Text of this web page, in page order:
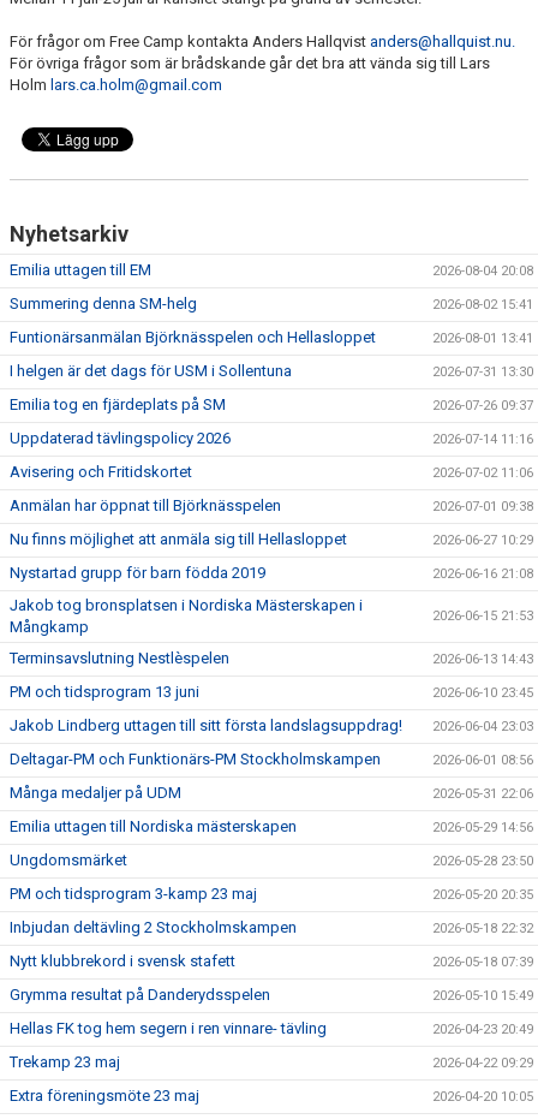
FÖR TRÄNARE
FÖR MEDLEMMAR
RESULTAT - STATISTIK
BOKNING
För frågor om Free Camp kontakta Anders Hallqvist anders@hallquist.nu.
För övriga frågor som är brådskande går det bra att vända sig till Lars
Holm lars.ca.holm@gmail.com
Nyhetsarkiv
Emilia uttagen till EM 2026-08-04 20:08
Summering denna SM-helg 2026-08-02 15:41
Funtionärsanmälan Björknässpelen och Hellasloppet 2026-08-01 13:41
I helgen är det dags för USM i Sollentuna 2026-07-31 13:30
Emilia tog en fjärdeplats på SM 2026-07-26 09:37
Uppdaterad tävlingspolicy 2026 2026-07-14 11:16
Avisering och Fritidskortet 2026-07-02 11:06
Anmälan har öppnat till Björknässpelen 2026-07-01 09:38
Nu finns möjlighet att anmäla sig till Hellasloppet 2026-06-27 10:29
Nystartad grupp för barn födda 2019 2026-06-16 21:08
Jakob tog bronsplatsen i Nordiska Mästerskapen i
Mångkamp
2026-06-15 21:53
Terminsavslutning Nestlèspelen 2026-06-13 14:43
PM och tidsprogram 13 juni 2026-06-10 23:45
Jakob Lindberg uttagen till sitt första landslagsuppdrag! 2026-06-04 23:03
Deltagar-PM och Funktionärs-PM Stockholmskampen 2026-06-01 08:56
Många medaljer på UDM 2026-05-31 22:06
Emilia uttagen till Nordiska mästerskapen 2026-05-29 14:56
Ungdomsmärket 2026-05-28 23:50
PM och tidsprogram 3-kamp 23 maj 2026-05-20 20:35
Inbjudan deltävling 2 Stockholmskampen 2026-05-18 22:32
Nytt klubbrekord i svensk stafett 2026-05-18 07:39
Grymma resultat på Danderydsspelen 2026-05-10 15:49
Hellas FK tog hem segern i ren vinnare- tävling 2026-04-23 20:49
Trekamp 23 maj 2026-04-22 09:29
Extra föreningsmöte 23 maj 2026-04-20 10:05